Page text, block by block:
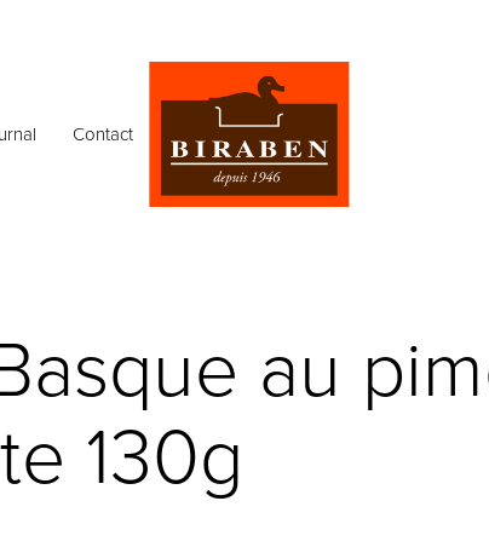
Contact
au
130g